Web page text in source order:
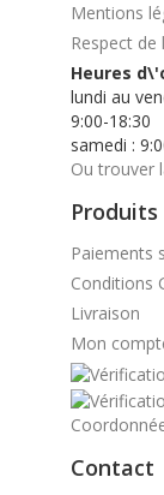
Mentions
Respect de
Heures
lundi au
9:00-18:30
samedi :
Ou trouver
Produits
Paiements
Conditions
Livraison
Mon
Contact